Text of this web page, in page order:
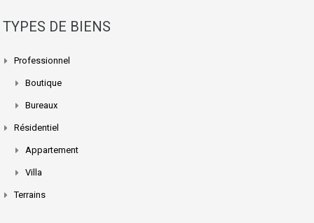
TYPES DE BIENS
Professionnel
Boutique
Bureaux
Résidentiel
Appartement
Villa
Terrains